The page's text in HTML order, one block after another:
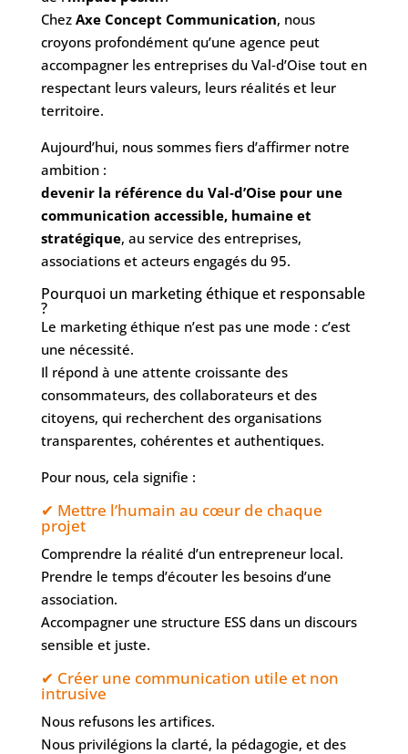
Chez Axe Concept Communication, nous
croyons profondément qu’une agence peut
accompagner les entreprises du Val‑d’Oise tout en
respectant leurs valeurs, leurs réalités et leur
territoire.
Aujourd’hui, nous sommes fiers d’affirmer notre
ambition :
devenir la référence du Val‑d’Oise pour une
communication accessible, humaine et
stratégique, au service des entreprises,
associations et acteurs engagés du 95.
Pourquoi un marketing éthique et responsable
?
Le marketing éthique n’est pas une mode : c’est
une nécessité.
Il répond à une attente croissante des
consommateurs, des collaborateurs et des
citoyens, qui recherchent des organisations
transparentes, cohérentes et authentiques.
Pour nous, cela signifie :
✔ Mettre l’humain au cœur de chaque
projet
Comprendre la réalité d’un entrepreneur local.
Prendre le temps d’écouter les besoins d’une
association.
Accompagner une structure ESS dans un discours
sensible et juste.
✔ Créer une communication utile et non
intrusive
Nous refusons les artifices.
Nous privilégions la clarté, la pédagogie, et des